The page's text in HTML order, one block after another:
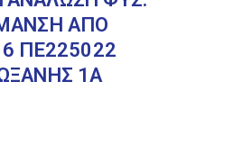
ΑΠΟ
ΠΕ225022
1Α